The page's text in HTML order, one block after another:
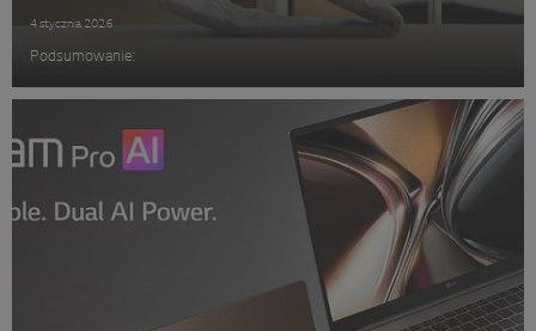
4 stycznia 2026
Podsumowanie: